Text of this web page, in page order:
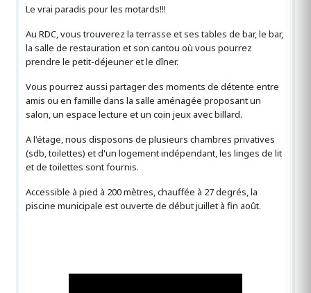
Le vrai paradis pour les motards!!!
Au RDC, vous trouverez la terrasse et ses tables de bar, le bar,
la salle de restauration et son cantou où vous pourrez
prendre le petit-déjeuner et le dîner.
Vous pourrez aussi partager des moments de détente entre
amis ou en famille dans la salle aménagée proposant un
salon, un espace lecture et un coin jeux avec billard.
A l'étage, nous disposons de plusieurs chambres privatives
(sdb, toilettes) et d'un logement indépendant, les linges de lit
et de toilettes sont fournis.
Accessible à pied à 200 mètres, chauffée à 27 degrés, la
piscine municipale est ouverte de début juillet à fin août.